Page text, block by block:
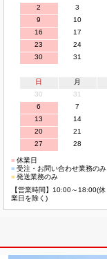
2
3
9
10
16
17
23
24
30
31
日
月
30
31
6
7
13
14
20
21
27
28
■休業日
■受注・お問い合わせ業務のみ
■発送業務のみ
【営業時間】10:00～18:00(休
業日を除く)